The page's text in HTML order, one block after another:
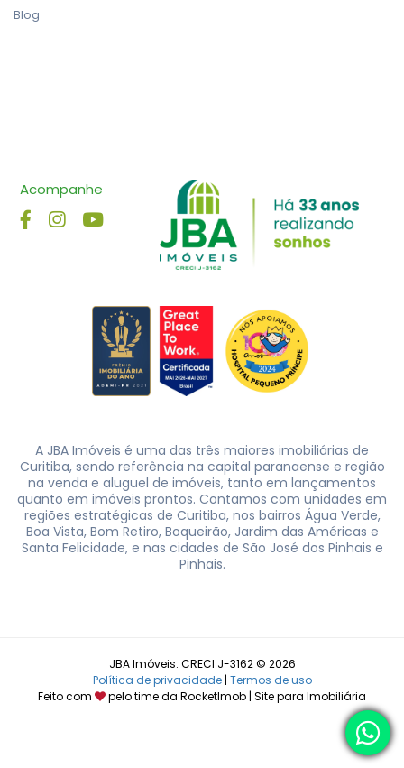
Blog
Acompanhe
A JBA Imóveis é uma das três maiores imobiliárias de
Curitiba, sendo referência na capital paranaense e região
na venda e aluguel de imóveis, tanto em lançamentos
quanto em imóveis prontos. Contamos com unidades em
regiões estratégicas de Curitiba, nos bairros Água Verde,
Boa Vista, Bom Retiro, Boqueirão, Jardim das Américas e
Santa Felicidade, e nas cidades de São José dos Pinhais e
Pinhais.
JBA Imóveis. CRECI J-3162 © 2026
Política de privacidade| Termos de uso
Feito com
pelo time da RocketImob | Site para Imobiliária